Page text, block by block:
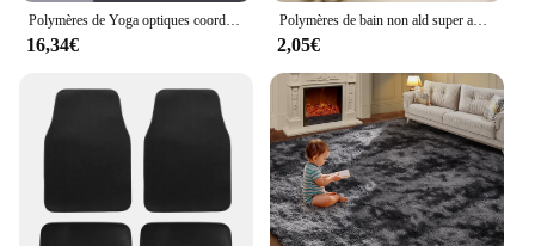
Polymères de Yoga optiques coordonnants, 10mm/15mm/20mm, mousse confortable pour l'exercice, le sport, le fitness
16,34€
Polymères de bain non ald super absorbants, tapis de sol de séchage de baignoire, tapis de sol de salle de douche, porte d'entrée, sous-sol de toilette
2,05€